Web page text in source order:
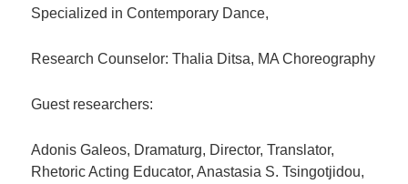
Specialized in Contemporary Dance,
Research Counselor: Thalia Ditsa, MA Choreography
Guest researchers:
Adonis Galeos, Dramaturg, Director, Translator,
Rhetoric Acting Educator, Anastasia S. Tsingotjidou,